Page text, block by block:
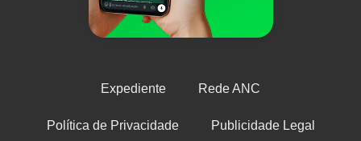
Expediente Rede ANC
Política de Privacidade Publicidade Legal